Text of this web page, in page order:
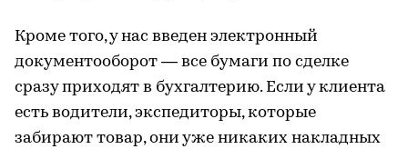
Кроме того, у нас введен электронный
документооборот — все бумаги по сделке
сразу приходят в бухгалтерию. Если у клиента
есть водители, экспедиторы, которые
забирают товар, они уже никаких накладных